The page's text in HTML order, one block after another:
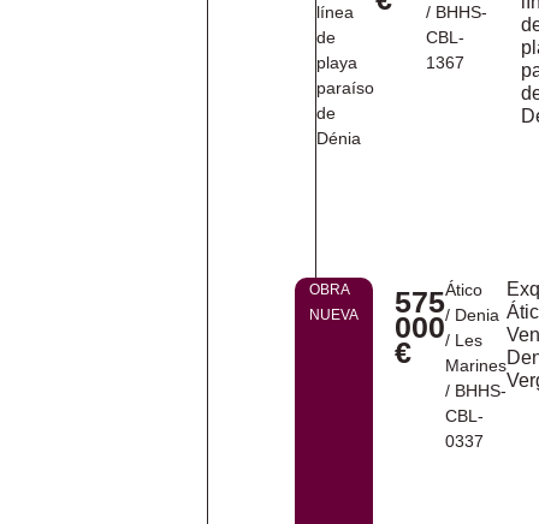
/ BHHS-
CBL-
1367
OBRA
NUEVA
575
000
€
Ático
/ Denia
/ Les
Marines
/ BHHS-
CBL-
0337